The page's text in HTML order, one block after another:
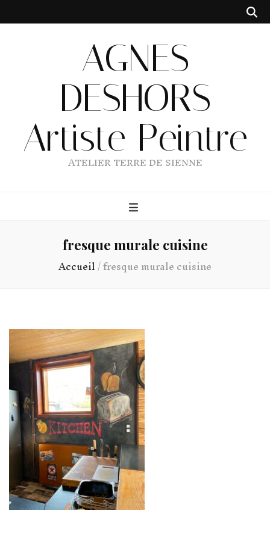
AGNES
DESHORS
Artiste Peintre
ATELIER TERRE DE SIENNE
fresque murale cuisine
Accueil/fresque murale cuisine